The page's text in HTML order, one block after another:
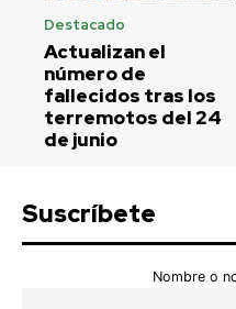
Destacado
Actualizan el
número de
fallecidos tras los
terremotos del 24
de junio
Suscríbete
Nombre o